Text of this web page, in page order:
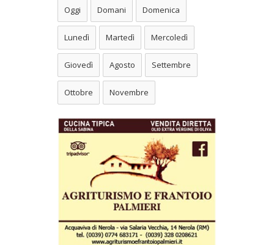
Oggi Domani Domenica
Lunedì Martedì Mercoledì
Giovedì Agosto Settembre
Ottobre Novembre